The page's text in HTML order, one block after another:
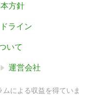
方針
ライン
いて
運営会社
による収益を得ていま